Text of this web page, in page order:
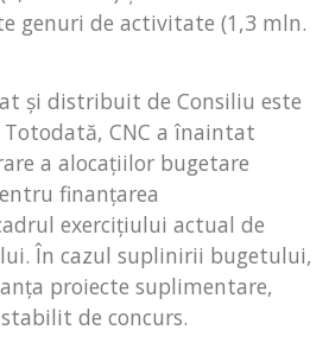
genuri de activitate (1,3 mln.
și distribuit de Consiliu este
CNC a înaintat
a alocațiilor bugetare
finanțarea
exercițiului actual de
În cazul suplinirii bugetului,
proiecte suplimentare,
de concurs.